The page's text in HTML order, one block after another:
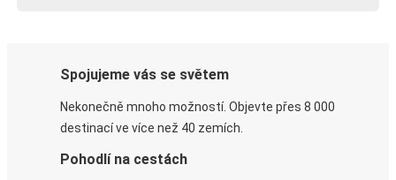
Spojujeme vás se světem
Nekonečně mnoho možností. Objevte přes 8 000
destinací ve více než 40 zemích.
Pohodlí na cestách